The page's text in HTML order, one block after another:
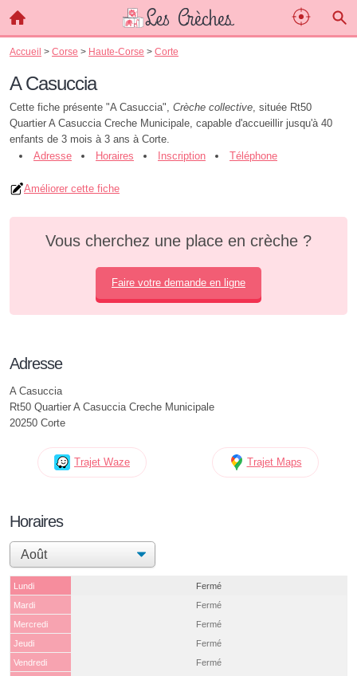
Accueil > Corse > Haute-Corse > Corte
A Casuccia
Cette fiche présente "A Casuccia", Crèche collective, située Rt50
Quartier A Casuccia Creche Municipale, capable d'accueillir jusqu'à 40
enfants de 3 mois à 3 ans à Corte.
Adresse
Horaires Inscription Téléphone
Améliorer cette fiche
Vous cherchez une place en crèche ?
Faire votre demande en ligne
Adresse
A Casuccia
Rt50 Quartier A Casuccia Creche Municipale
20250 Corte
Trajet Waze Trajet Maps
Horaires
Lundi
Fermé
Mardi
Fermé
Mercredi
Fermé
Jeudi
Fermé
Vendredi
Fermé